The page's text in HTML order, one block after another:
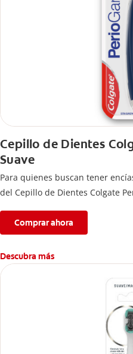
Cepillo de Dientes
Suave
Para quienes buscan tener
del Cepillo de Dientes Colgate
Comprar ahora
Descubra más